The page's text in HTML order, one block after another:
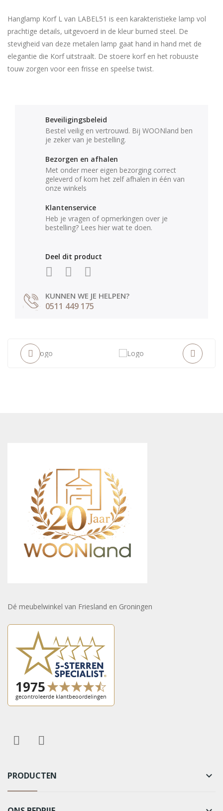
Hanglamp Korf L van LABEL51 is een karakteristieke lamp vol
prachtige details, uitgevoerd in de kleur burned steel. De
stevigheid van deze metalen lamp gaat hand in hand met de
elegantie die Korf uitstraalt. De stoere korf en het robuuste
touw zorgen voor een frisse en speelse twist.
Beveiligingsbeleid
Bestel veilig en vertrouwd. Bij WOONland ben
je zeker van je bestelling.
Bezorgen en afhalen
Met onder meer eigen bezorging correct
geleverd of kom het zelf afhalen in één van
onze winkels
Klantenservice
Heb je vragen of opmerkingen over je
bestelling? Lees hier wat te doen.
Deel dit product
KUNNEN WE JE HELPEN?
0511 449 175
Dé meubelwinkel van Friesland en Groningen
PRODUCTEN keyboard_arrow_down